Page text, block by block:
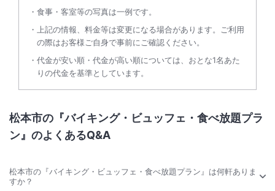
食事・客室等の写真は一例です。
上記の情報、料金等は変更になる場合があります。ご利用
の際はお客様ご自身で事前にご確認ください。
代金が安い順・代金が高い順については、おとな1名あた
りの代金を基準としています。
松本市の『バイキング・ビュッフェ・食べ放題プラ
ン』のよくあるQ&A
松本市の『バイキング・ビュッフェ・食べ放題プラン』は何軒ありま
すか？